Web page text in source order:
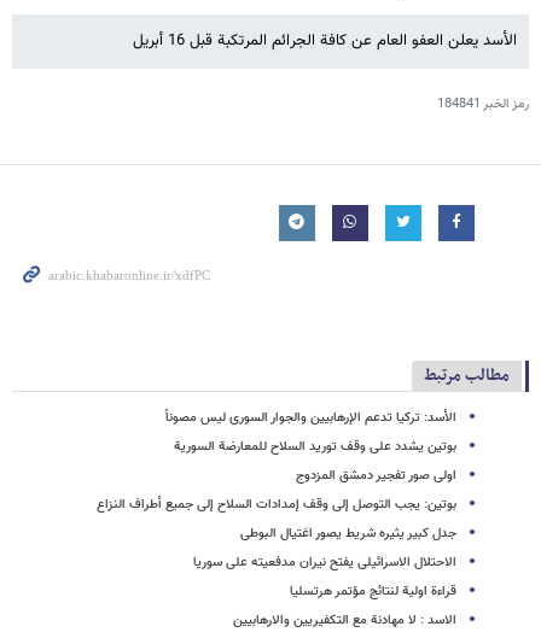
الأسد یعلن العفو العام عن کافة الجرائم المرتکبة قبل 16 أبریل
رمز الخبر 184841
مطالب مرتبط
الأسد: ترکیا تدعم الإرهابیین والجوار السوری لیس مصوناً
بوتین یشدد على وقف تورید السلاح للمعارضة السوریة
اولى صور تفجیر دمشق المزدوج
بوتین: یجب التوصل إلى وقف إمدادات السلاح إلى جمیع أطراف النزاع
جدل کبیر یثیره شریط یصور اغتیال البوطی
الاحتلال الاسرائیلی یفتح نیران مدفعیته على سوریا
قراءة اولیة لنتائج مؤتمر هرتسلیا
الاسد : لا مهادنة مع التکفیریین والارهابیین